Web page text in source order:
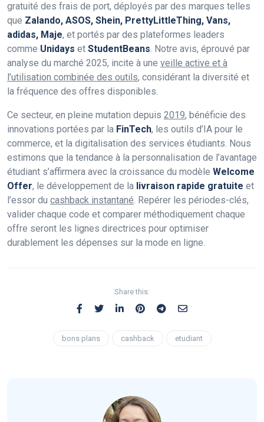
gratuité des frais de port, déployés par des marques telles
que Zalando, ASOS, Shein, PrettyLittleThing, Vans,
adidas, Maje, et portés par des plateformes leaders
comme Unidays et StudentBeans. Notre avis, éprouvé par
analyse du marché 2025, incite à une veille active et à
l’utilisation combinée des outils, considérant la diversité et
la fréquence des offres disponibles.
Ce secteur, en pleine mutation depuis 2019, bénéficie des
innovations portées par la FinTech, les outils d’IA pour le
commerce, et la digitalisation des services étudiants. Nous
estimons que la tendance à la personnalisation de l’avantage
étudiant s’affirmera avec la croissance du modèle Welcome
Offer, le développement de la livraison rapide gratuite et
l’essor du cashback instantané. Repérer les périodes-clés,
valider chaque code et comparer méthodiquement chaque
offre seront les lignes directrices pour optimiser
durablement les dépenses sur la mode en ligne.
Share this:
bons plans cashback etudiant